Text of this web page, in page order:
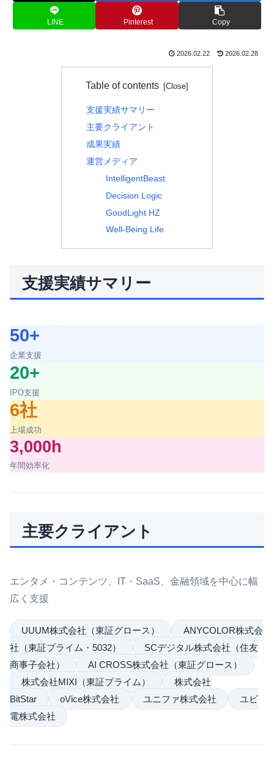
LINE Pinterest Copy
2026.02.22 2026.02.28
Table of contents
支援実績サマリー
主要クライアント
成果実績
運営メディア
IntelligentBeast
Decision Logic
GoodLight HZ
Well-Being Life
支援実績サマリー
50+
企業支援
20+
IPO支援
6社
上場成功
3,000h
年間効率化
主要クライアント
エンタメ・コンテンツ、IT・SaaS、金融領域を中心に幅
広く支援
UUUM株式会社（東証グロース）
ANYCOLOR株式会
社（東証プライム・5032）
SCデジタル株式会社（住友
商事子会社）
AI CROSS株式会社（東証グロース）
株式会社MIXI（東証プライム）
株式会社
BitStar
oVice株式会社 ユニファ株式会社
ユビ
電株式会社